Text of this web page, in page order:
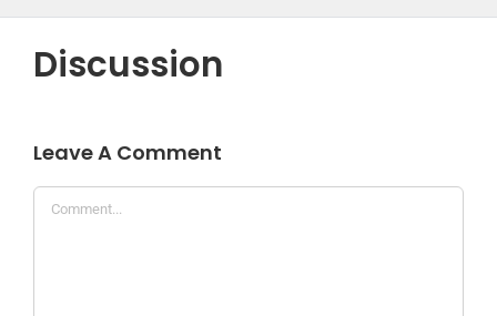
Discussion
Leave A Comment
Comment